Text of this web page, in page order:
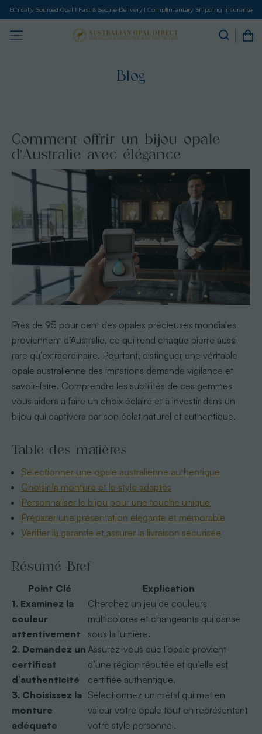
Ethically Sourced Opal I Fast & Secure Delivery I Complimentary Shipping Insurance
Blog
Comment offrir un bijou opale
d’Australie avec élégance
Près de 95 pour cent des opales précieuses mondiales
proviennent d’Australie, ce qui rend chaque pierre aussi
rare qu’extraordinaire. Pourtant, distinguer une véritable
opale australienne des imitations demande vigilance et
savoir-faire. Comprendre les subtilités de ces gemmes
vous aidera à faire un choix éclairé et à investir dans un
bijou qui captivera par son éclat naturel et authentique.
Table des matières
Sélectionner une opale australienne authentique
Choisir la monture et le style adaptés
Personnaliser le bijou pour une touche unique
Préparer une présentation élégante et mémorable
Vérifier la garantie et assurer la livraison sécurisée
Résumé Bref
Point Clé
Explication
1. Examinez la
couleur
attentivement
Cherchez un jeu de couleurs
multicolores et changeants qui danse
sous la lumière.
2. Demandez un
certificat
d’authenticité
Assurez-vous que l’opale provient
d’une région réputée et qu’elle est
certifiée authentique.
3. Choisissez la
monture
adéquate
Sélectionnez un métal qui met en
valeur votre opale tout en représentant
votre style personnel.